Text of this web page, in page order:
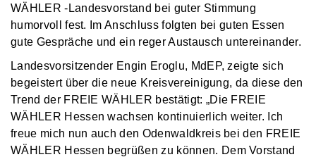
WÄHLER -Landesvorstand bei guter Stimmung
humorvoll fest. Im Anschluss folgten bei guten Essen
gute Gespräche und ein reger Austausch untereinander.
Landesvorsitzender Engin Eroglu, MdEP, zeigte sich
begeistert über die neue Kreisvereinigung, da diese den
Trend der FREIE WÄHLER bestätigt: „Die FREIE
WÄHLER Hessen wachsen kontinuierlich weiter. Ich
freue mich nun auch den Odenwaldkreis bei den FREIE
WÄHLER Hessen begrüßen zu können. Dem Vorstand